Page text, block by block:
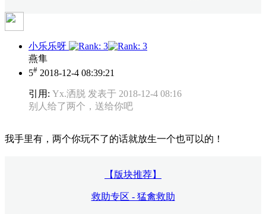
小乐乐呀
燕隼
5# 2018-12-4 08:39:21
引用: Yx.洒脱 发表于 2018-12-4 08:16
别人给了两个，送给你吧
我手里有，两个你玩不了的话就放生一个也可以的！
【版块推荐】
救助专区 - 猛禽救助